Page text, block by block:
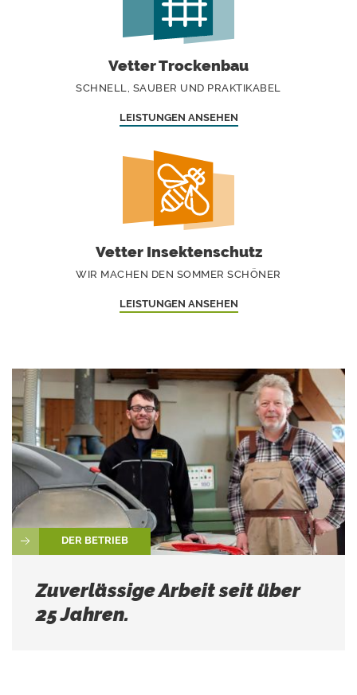
Vetter Trockenbau
SCHNELL, SAUBER UND PRAKTIKABEL
LEISTUNGEN ANSEHEN
Vetter Insektenschutz
WIR MACHEN DEN SOMMER SCHÖNER
LEISTUNGEN ANSEHEN
DER BETRIEB
Zuverlässige Arbeit seit über
25 Jahren.